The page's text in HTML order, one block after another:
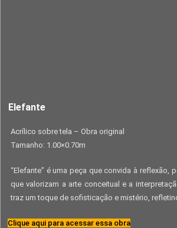
Elefante
Acrílico sobre tela – Obra original
Tamanho: 1.00×0.70m
“Elefante” é uma peça que convida à reflexão,
que valorizam a arte conceitual e a
traz um toque de sofisticação e mistério,
Clique aqui para acessar essa obra